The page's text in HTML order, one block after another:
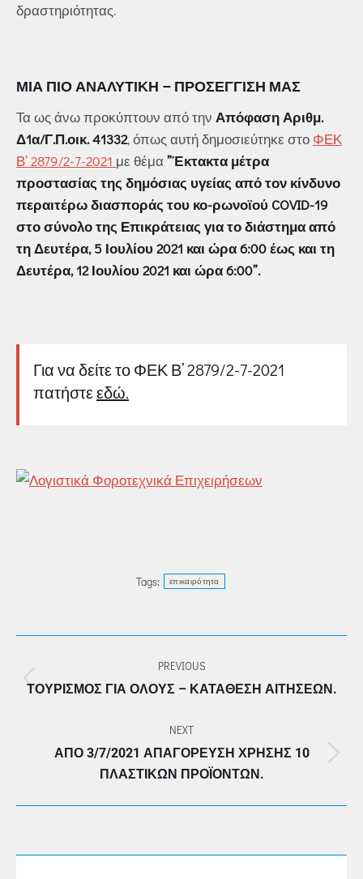
δραστηριότητας.
ΜΙΑ ΠΙΟ ΑΝΑΛΥΤΙΚΉ – ΠΡΟΣΈΓΓΙΣΉ ΜΑΣ
Τα ως άνω προκύπτουν από την Απόφαση Αριθμ.
Δ1α/Γ.Π.οικ. 41332, όπως αυτή δημοσιεύτηκε στο ΦΕΚ
Β’ 2879/2-7-2021 με θέμα ”Έκτακτα μέτρα
προστασίας της δημόσιας υγείας από τον κίνδυνο
περαιτέρω διασποράς του κο-ρωνοϊού COVID-19
στο σύνολο της Επικράτειας για το διάστημα από
τη Δευτέρα, 5 Ιουλίου 2021 και ώρα 6:00 έως και τη
Δευτέρα, 12 Ιουλίου 2021 και ώρα 6:00”.
Για να δείτε το ΦΕΚ Β’ 2879/2-7-2021
πατήστεεδώ.
Tags: επικαιρότητα
NAVIGATION
PREVIOUS
Previous
ΤΟΥΡΙΣΜΌΣ ΓΙΑ ΌΛΟΥΣ – ΚΑΤΆΘΕΣΗ ΑΙΤΉΣΕΩΝ.
NEXT
Next
post:
ΑΠΌ 3/7/2021 ΑΠΑΓΌΡΕΥΣΗ ΧΡΉΣΗΣ 10
ΠΛΑΣΤΙΚΏΝ ΠΡΟΪΌΝΤΩΝ.